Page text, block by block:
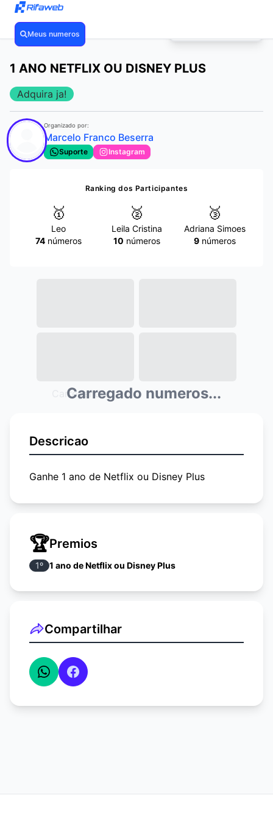
Meus numeros
❮
1 ANO NETFLIX OU DISNEY PLUS
Adquira ja!
Organizado por:
Marcelo Franco Beserra
Suporte Instagram
Ranking dos Participantes
🥇
Leo
74 números
🥈
Leila Cristina
10 números
🥉
Adriana Simoes
9números
Carregando...
Carregado numeros...
Descricao
Ganhe 1 ano de Netflix ou Disney Plus
🏆Premios
1º 1 ano de Netflix ou Disney Plus
Compartilhar